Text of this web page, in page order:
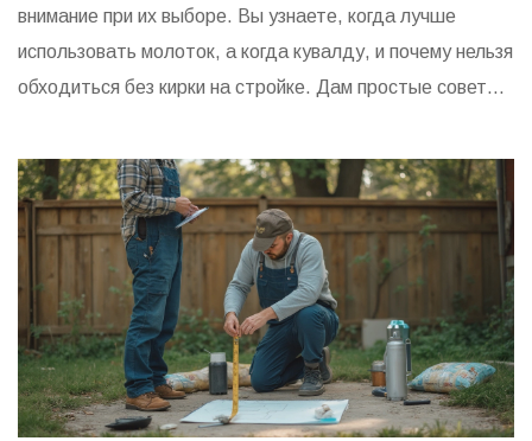
внимание при их выборе. Вы узнаете, когда лучше
использовать молоток, а когда кувалду, и почему нельзя
обходиться без кирки на стройке. Дам простые советы
инструментов. Если подбираете комплект для ремонта
или стройки — эта статья упростит вам жизнь.